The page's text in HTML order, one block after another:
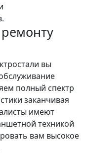
вы
полный спектр
заканчивая
имеют
техникой
вам высокое